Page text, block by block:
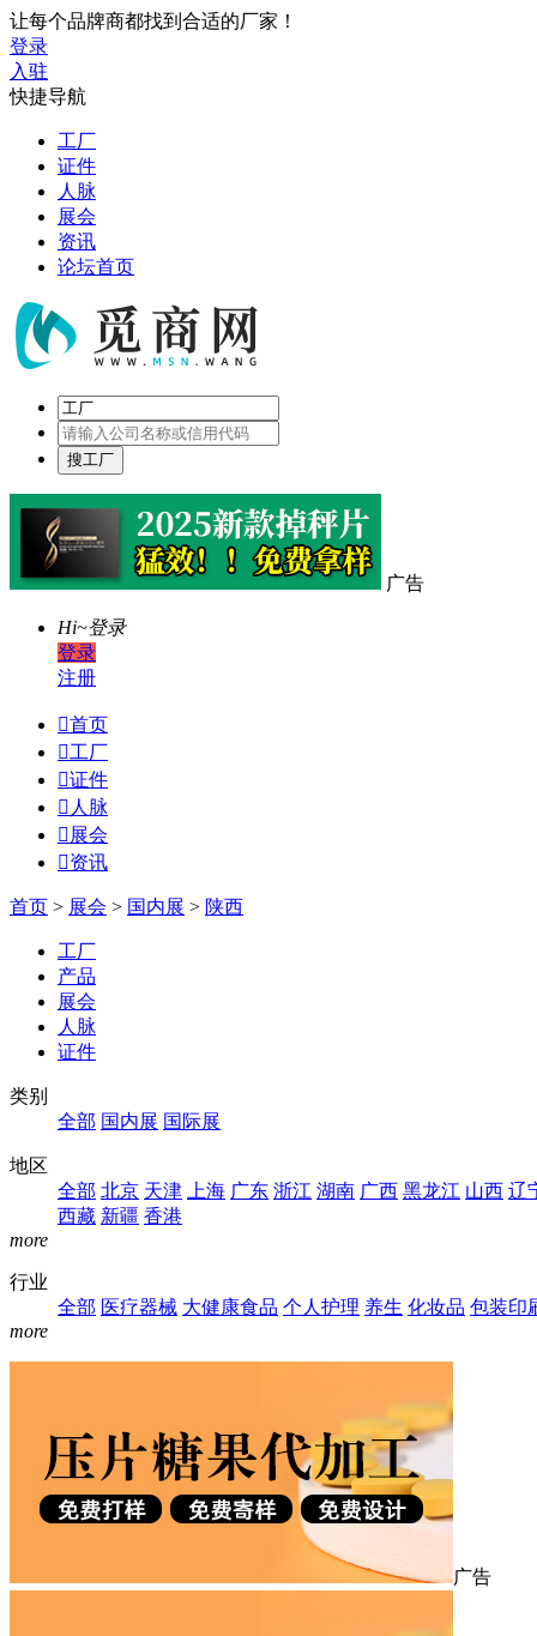
让每个品牌商都找到合适的厂家！
登录
入驻
快捷导航
工厂
证件
人脉
展会
资讯
论坛首页
广告
Hi~登录
登录
注册
首页
工厂
证件
 人脉
 展会
资讯
首页 > 展会 > 国内展 > 陕西
工厂
产品
展会
人脉
证件
类别
全部 国内展 国际展
地区
全部 北京 天津 上海 广东 浙江 湖南 广西 黑龙江 山西 辽
西藏 新疆 香港
more
行业
全部 医疗器械 大健康食品 个人护理 养生 化妆品 包装印
more
广告